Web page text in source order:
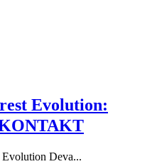
Evolution:
Deva...